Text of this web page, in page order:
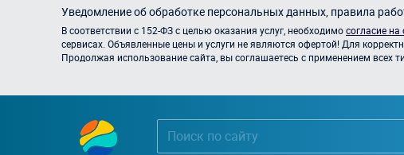
Уведомление об обработке персональных данных, правила
В соответствии с 152-ФЗ с целью оказания услуг, необходимосогласие
сервисах. Объявленные цены и услуги не являются офертой! Для
Продолжая использование сайта, вы соглашаетесь с применением всех